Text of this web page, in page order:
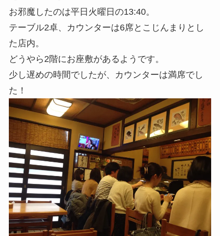
お邪魔したのは平日火曜日の13:40。
テーブル2卓、カウンターは6席とこじんまりとし
た店内。
どうやら2階にお座敷があるようです。
少し遅めの時間でしたが、カウンターは満席でし
た！